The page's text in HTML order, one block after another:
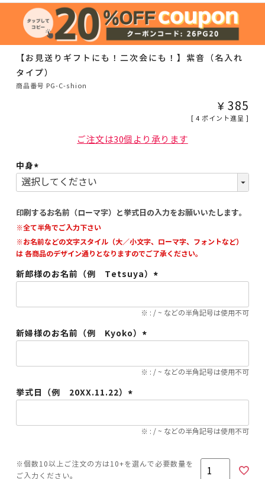
【お見送りギフトにも！二次会にも！】紫音（名入れ
タイプ）
商品番号 PG-C-shion
¥ 385
[ 4 ポイント進呈 ]
ご注文は30個より承ります
中身
(必
印刷するお名前（ローマ字）と挙式日の入力をお願いいたします。
※全て半角でご入力下さい
※お名前などの文字スタイル（大／小文字、ローマ字、フォントなど）
は 各商品のデザイン通りとなりますのでご了承ください。
新郎様のお名前（例 Tetsuya）
須)
※ : / ~ などの半角記号は使用不可
新婦様のお名前（例 Kyoko）
須)
※ : / ~ などの半角記号は使用不可
挙式日（例 20XX.11.22）
須)
※ : / ~ などの半角記号は使用不可